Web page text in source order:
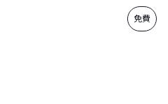
17:00 - 20:00
06:00 - 12:00
免費